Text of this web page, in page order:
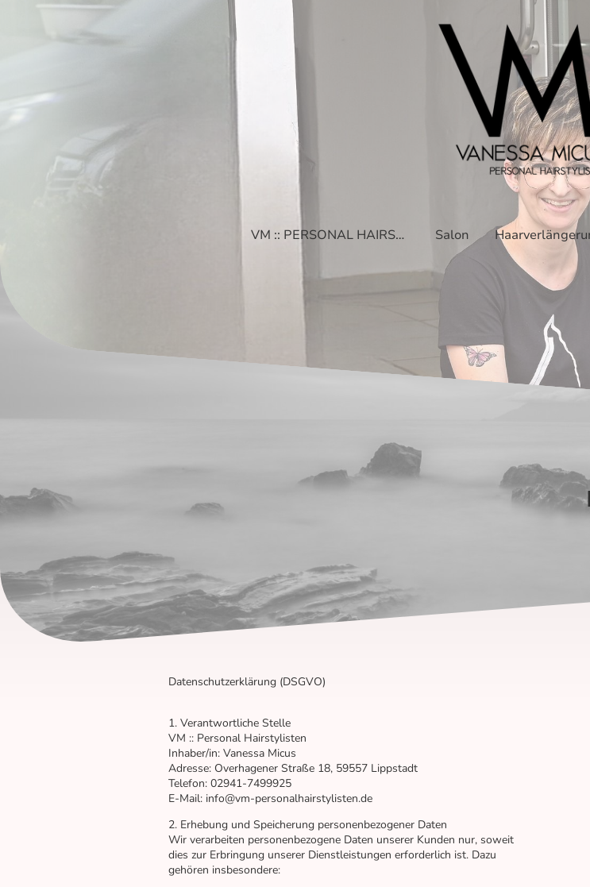
VM :: PERSONAL HAIRSTYLISTEN Salon
Datenschutzerklärung (DSGVO)
1. Verantwortliche Stelle
VM :: Personal Hairstylisten
Inhaber/in: Vanessa Micus
Adresse: Overhagener Straße 18, 59557 Lippstadt
Telefon: 02941-7499925
E-Mail: info@vm-personalhairstylisten.de
2. Erhebung und Speicherung personenbezogener Daten
Wir verarbeiten personenbezogene Daten unserer Kunden nur, soweit
dies zur Erbringung unserer Dienstleistungen erforderlich ist. Dazu
gehören insbesondere: